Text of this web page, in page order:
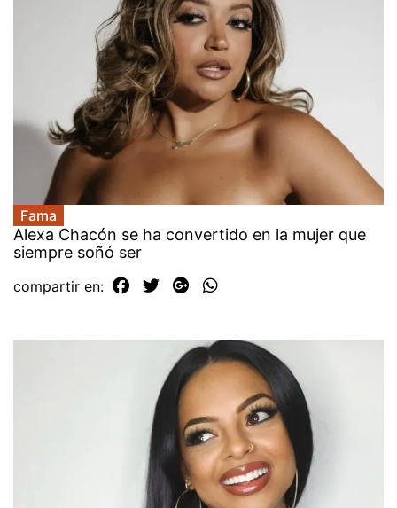
Fama
Alexa Chacón se ha convertido en la mujer que
siempre soñó ser
compartir en: